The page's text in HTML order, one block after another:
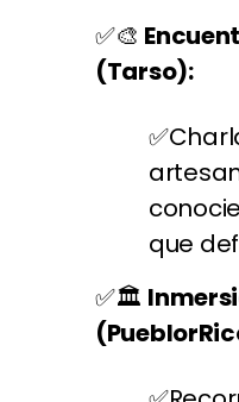
🎨
(Tarso):
que
🏛️